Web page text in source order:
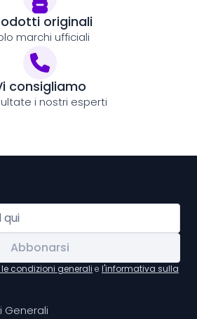
originali
marchi ufficiali
consigliamo
i nostri esperti
Abbonarsi
condizioni generali e l'informativa sulla
Generali